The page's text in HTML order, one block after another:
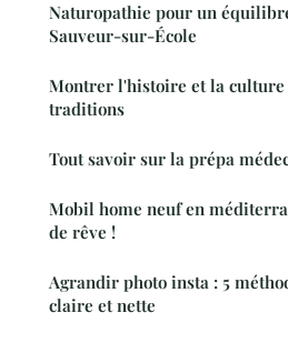
Naturopathie pour un
Sauveur-sur-École
Montrer l'histoire et la culture
traditions
Tout savoir sur la prépa
Mobil home neuf en
de rêve !
Agrandir photo insta : 5
claire et nette